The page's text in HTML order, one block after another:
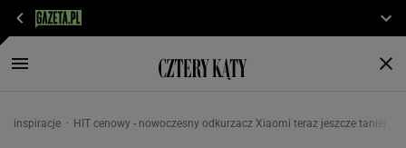
inspiracje HIT cenowy - nowoczesny odkurzacz Xiaomi teraz jeszcze taniej